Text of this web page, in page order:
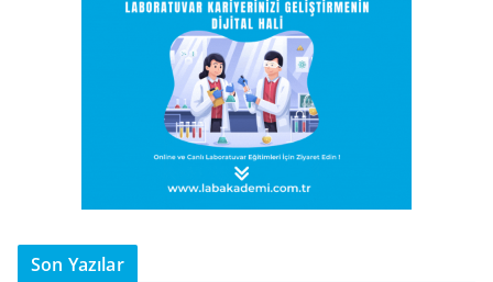
Son Yazılar